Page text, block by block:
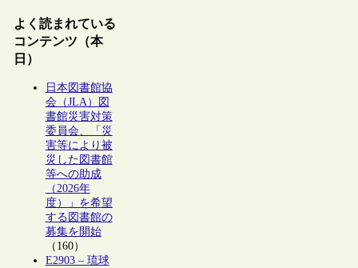
よく読まれている
コンテンツ（本
日）
日本図書館協
会（JLA）図
書館災害対策
委員会、「災
害等により被
災した図書館
等への助成
（2026年
度）」を希望
する図書館の
募集を開始
（160）
E2903 – 琉球